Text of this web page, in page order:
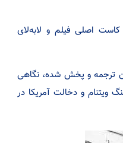
کاست اصلی فیلم و لابه‌لای
در ایران ترجمه و پخش شده، نگاهی
ویتنام و دخالت آمریکا در